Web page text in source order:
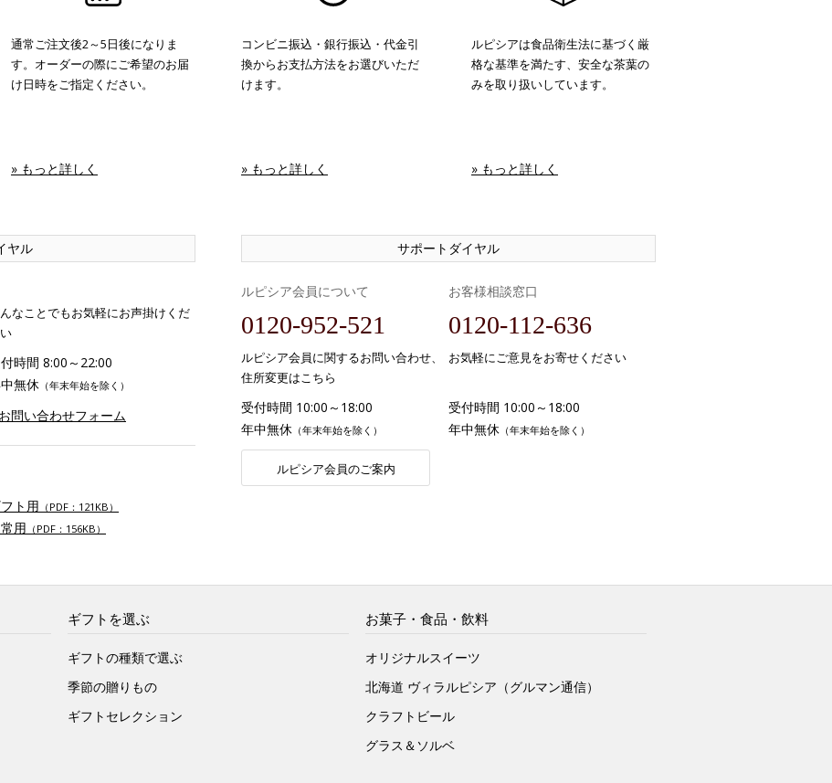
通常ご注文後2～5日後になりま
す。オーダーの際にご希望のお届
け日時をご指定ください。
» もっと詳しく
コンビニ振込・銀行振込・代金引
換からお支払方法をお選びいただ
けます。
» もっと詳しく
ルピシアは食品衛生法に基づく厳
格な基準を満たす、安全な茶葉の
みを取り扱いしています。
» もっと詳しく
ヤル
なことでもお気軽にお声掛けくだ
時間 8:00～22:00
無休 （年末年始を除く）
問い合わせフォーム
ト用 （PDF：121KB）
用 （PDF：156KB）
サポートダイヤル
ルピシア会員について
0120-952-521
ルピシア会員に関するお問い合わせ、
住所変更はこちら
受付時間 10:00～18:00
年中無休 （年末年始を除く）
ルピシア会員のご案内
お客様相談窓口
0120-112-636
お気軽にご意見をお寄せください
受付時間 10:00～18:00
年中無休 （年末年始を除く）
ギフトを選ぶ
ギフトの種類で選ぶ
季節の贈りもの
ギフトセレクション
お菓子・食品・飲料
オリジナルスイーツ
北海道 ヴィラルピシア（グルマン通信）
クラフトビール
グラス＆ソルベ